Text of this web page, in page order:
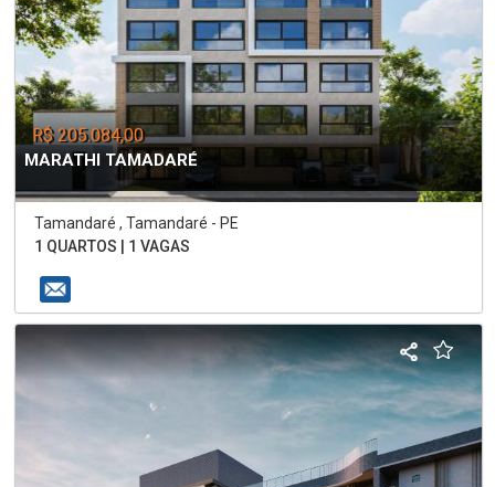
R$ 205.084,00
MARATHI TAMADARÉ
Tamandaré , Tamandaré - PE
1 QUARTOS | 1 VAGAS